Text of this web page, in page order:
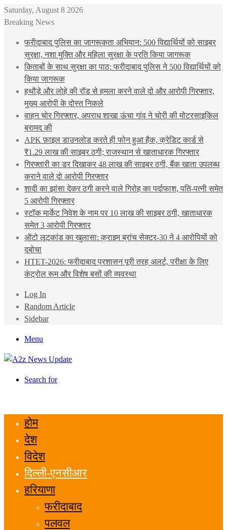
Saturday, August 8 2026
Breaking News
फरीदाबाद पुलिस का जागरूकता अभियान: 500 विद्यार्थियों को साइबर
सुरक्षा, नशा मुक्ति और महिला सुरक्षा के प्रति किया जागरूक
किताबों के साथ सुरक्षा का पाठ: फरीदाबाद पुलिस ने 500 विद्यार्थियों को
किया जागरूक
हथौड़े और लोहे की रॉड से हमला करने वाले दो और आरोपी गिरफ्तार,
मुख्य आरोपी के दोस्त निकले
वाहन चोर गिरफ्तार, अपराध शाखा ऊंचा गांव ने चोरी की मोटरसाइकिल
बरामद की
APK फ़ाइल डाउनलोड करते ही फोन हुआ हैक, क्रेडिट कार्ड से
₹1.29 लाख की साइबर ठगी; राजस्थान से खाताधारक गिरफ्तार
गिरफ्तारी का डर दिखाकर 48 लाख की साइबर ठगी, बैंक खाता उपलब्ध
कराने वाले दो आरोपी गिरफ्तार
शादी का झांसा देकर ठगी करने वाले गिरोह का पर्दाफाश, पति-पत्नी समेत
5 आरोपी गिरफ्तार
स्टॉक मार्केट निवेश के नाम पर 10 लाख की साइबर ठगी, खाताधारक
समेत 3 आरोपी गिरफ्तार
ऑटो लूटकांड का खुलासा: क्राइम ब्रांच सेक्टर-30 ने 4 आरोपियों को
दबोचा
HTET-2026: फरीदाबाद प्रशासन पूरी तरह अलर्ट, परीक्षा के लिए
कंट्रोल रूम और विशेष बसों की व्यवस्था
Log In
Random Article
Sidebar
Menu
Search for
होम
देश
विदेश
दिल्ली-एनसीआर
हरियाणा
फरीदाबाद
पलवल